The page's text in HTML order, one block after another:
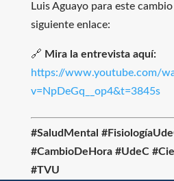
Luis Aguayo para este
siguiente enlace:
🔗 Mira la entrevista aquí:
https://www.youtube.com/
v=NpDeGq__op4&t=3845s
#SaludMental
#CambioDeHora #UdeC
#TVU